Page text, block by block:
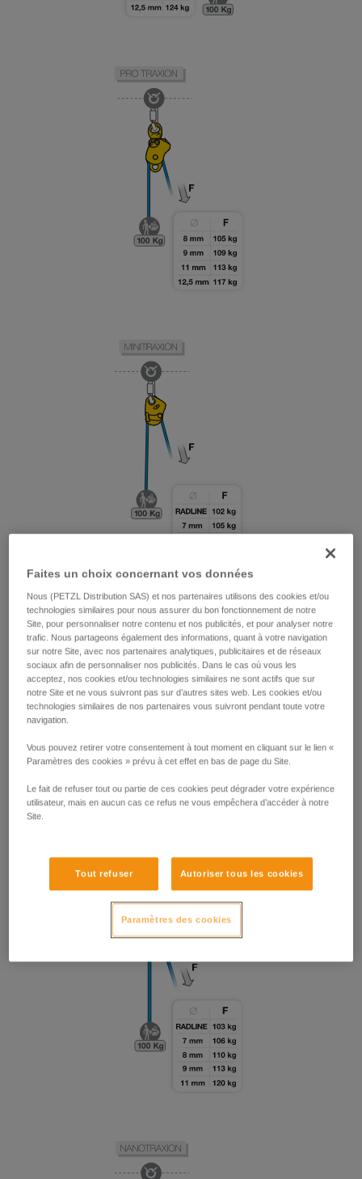
Faites un choix concernant vos données
Nous (PETZL Distribution SAS) et nos partenaires utilisons des cookies et/ou
technologies similaires pour nous assurer du bon fonctionnement de notre
Site, pour personnaliser notre contenu et nos publicités, et pour analyser notre
trafic. Nous partageons également des informations, quant à votre navigation
sur notre Site, avec nos partenaires analytiques, publicitaires et de réseaux
sociaux afin de personnaliser nos publicités. Dans le cas où vous les
acceptez, nos cookies et/ou technologies similaires ne sont actifs que sur
notre Site et ne vous suivront pas sur d’autres sites web. Les cookies et/ou
technologies similaires de nos partenaires vous suivront pendant toute votre
navigation.
Vous pouvez retirer votre consentement à tout moment en cliquant sur le lien «
Paramètres des cookies » prévu à cet effet en bas de page du Site.
Le fait de refuser tout ou partie de ces cookies peut dégrader votre expérience
utilisateur, mais en aucun cas ce refus ne vous empêchera d’accéder à notre
Site.
Tout refuser Autoriser tous les cookies
Paramètres des cookies